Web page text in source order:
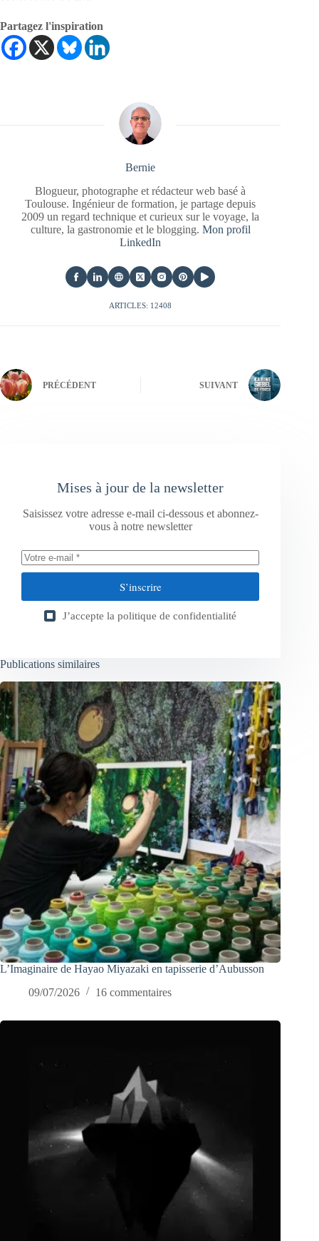
Partagez l'inspiration
Bernie
Blogueur, photographe et rédacteur web basé à
Toulouse. Ingénieur de formation, je partage depuis
2009 un regard technique et curieux sur le voyage, la
culture, la gastronomie et le blogging. Mon profil
LinkedIn
ARTICLES: 12408
PRÉCÉDENT SUIVANT
Mises à jour de la newsletter
Saisissez votre adresse e-mail ci-dessous et abonnez-
vous à notre newsletter
S’inscrire
J’accepte la politique de confidentialité
Publications similaires
L’Imaginaire de Hayao Miyazaki en tapisserie d’Aubusson
09/07/2026
16 commentaires